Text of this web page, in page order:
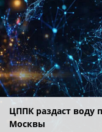
ЦППК раздаст воду
Москвы